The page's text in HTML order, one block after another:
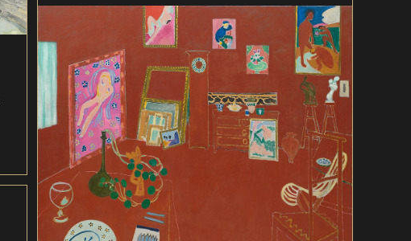
la
publication :